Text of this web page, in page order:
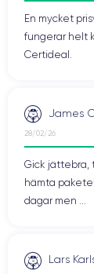
En mycket
fungerar helt
Certideal.
James
28/02/26
Gick jättebra,
hämta
dagar men ...
Lars